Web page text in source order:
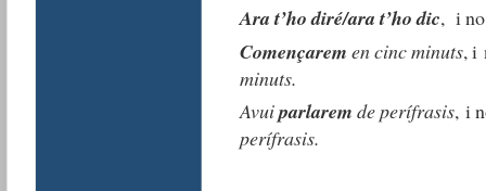
Ara t’ho diré/ara t’ho dic, i
Començarem en cinc minuts, i
minuts.
Avuiparlarem de perífrasis, i
perífrasis.